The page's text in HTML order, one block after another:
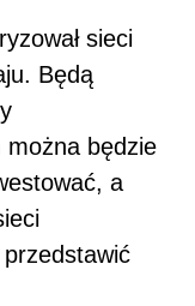
sieci
Będą
można będzie
a